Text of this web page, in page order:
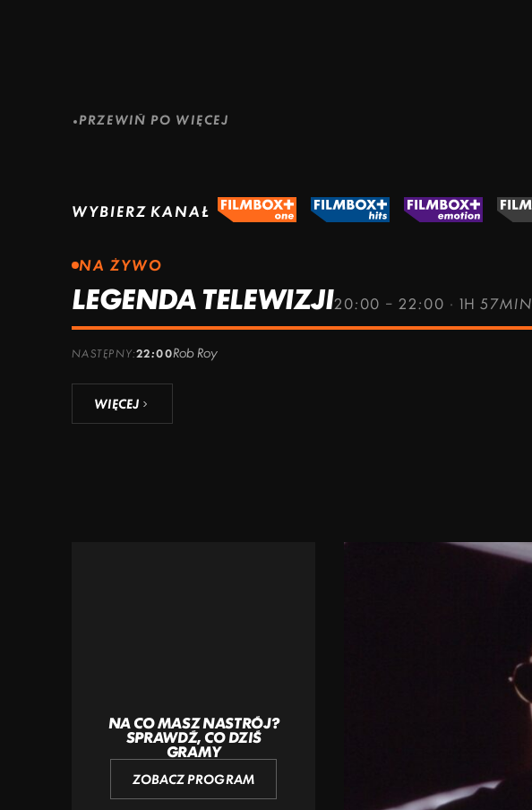
PRZEWIŃ PO WIĘCEJ
WYBIERZ KANAŁ
NA ŻYWO
LEGENDA TELEWIZJI20:00 – 22:00 · 1H 57MIN
NASTĘPNY:22:00Rob Roy
WIĘCEJ
NA CO MASZ NASTRÓJ?
SPRAWDŹ, CO DZIŚ
GRAMY
ZOBACZ PROGRAM